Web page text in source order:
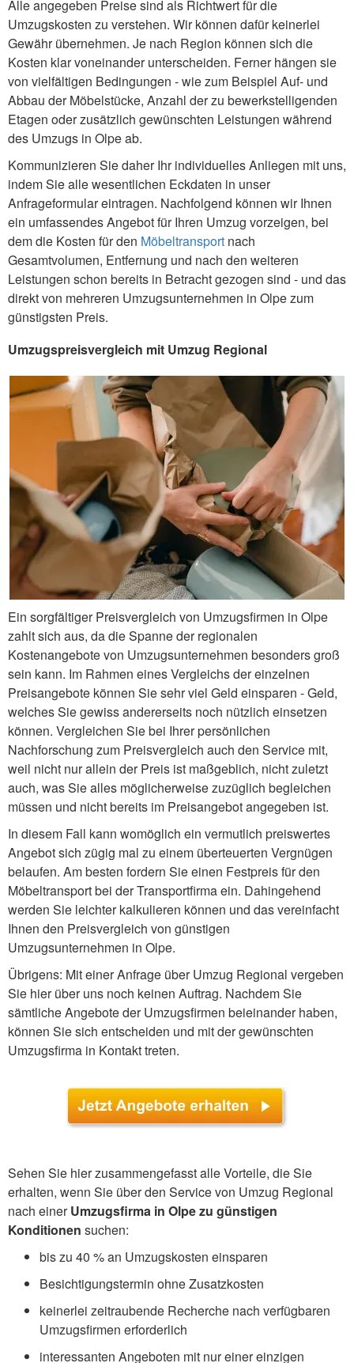
Alle angegeben Preise sind als Richtwert für die
Umzugskosten zu verstehen. Wir können dafür keinerlei
Gewähr übernehmen. Je nach Region können sich die
Kosten klar voneinander unterscheiden. Ferner hängen sie
von vielfältigen Bedingungen - wie zum Beispiel Auf- und
Abbau der Möbelstücke, Anzahl der zu bewerkstelligenden
Etagen oder zusätzlich gewünschten Leistungen während
des Umzugs in Olpe ab.
Kommunizieren Sie daher Ihr individuelles Anliegen mit uns,
indem Sie alle wesentlichen Eckdaten in unser
Anfrageformular eintragen. Nachfolgend können wir Ihnen
ein umfassendes Angebot für Ihren Umzug vorzeigen, bei
dem die Kosten für den Möbeltransport nach
Gesamtvolumen, Entfernung und nach den weiteren
Leistungen schon bereits in Betracht gezogen sind - und das
direkt von mehreren Umzugsunternehmen in Olpe zum
günstigsten Preis.
Umzugspreisvergleich mit Umzug Regional
Ein sorgfältiger Preisvergleich von Umzugsfirmen in Olpe
zahlt sich aus, da die Spanne der regionalen
Kostenangebote von Umzugsunternehmen besonders groß
sein kann. Im Rahmen eines Vergleichs der einzelnen
Preisangebote können Sie sehr viel Geld einsparen - Geld,
welches Sie gewiss andererseits noch nützlich einsetzen
können. Vergleichen Sie bei Ihrer persönlichen
Nachforschung zum Preisvergleich auch den Service mit,
weil nicht nur allein der Preis ist maßgeblich, nicht zuletzt
auch, was Sie alles möglicherweise zuzüglich begleichen
müssen und nicht bereits im Preisangebot angegeben ist.
In diesem Fall kann womöglich ein vermutlich preiswertes
Angebot sich zügig mal zu einem überteuerten Vergnügen
belaufen. Am besten fordern Sie einen Festpreis für den
Möbeltransport bei der Transportfirma ein. Dahingehend
werden Sie leichter kalkulieren können und das vereinfacht
Ihnen den Preisvergleich von günstigen
Umzugsunternehmen in Olpe.
Übrigens: Mit einer Anfrage über Umzug Regional vergeben
Sie hier über uns noch keinen Auftrag. Nachdem Sie
sämtliche Angebote der Umzugsfirmen beieinander haben,
können Sie sich entscheiden und mit der gewünschten
Umzugsfirma in Kontakt treten.
Sehen Sie hier zusammengefasst alle Vorteile, die Sie
erhalten, wenn Sie über den Service von Umzug Regional
nach einerUmzugsfirma in Olpe zu günstigen
Konditionen suchen:
bis zu 40 % an Umzugskosten einsparen
Besichtigungstermin ohne Zusatzkosten
keinerlei zeitraubende Recherche nach verfügbaren
Umzugsfirmen erforderlich
interessanten Angeboten mit nur einer einzigen